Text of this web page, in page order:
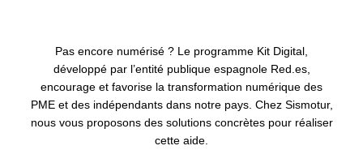
Pas encore numérisé ? Le programme Kit Digital,
développé par l’entité publique espagnole Red.es,
encourage et favorise la transformation numérique des
PME et des indépendants dans notre pays. Chez Sismotur,
nous vous proposons des solutions concrètes pour réaliser
cette aide.